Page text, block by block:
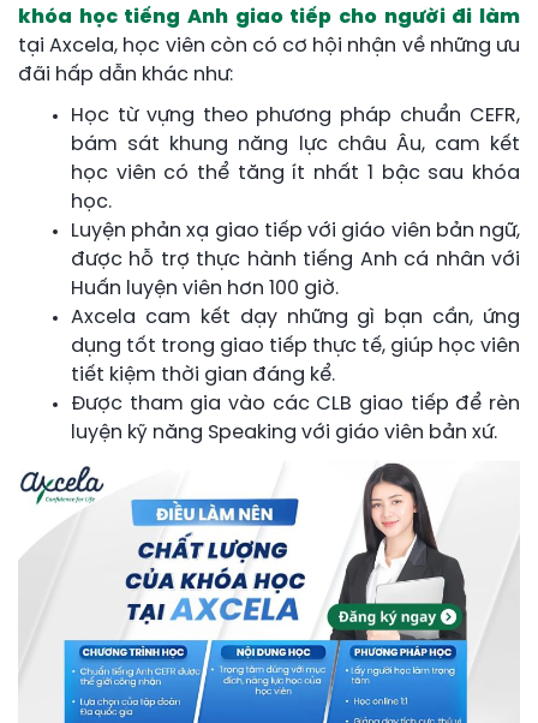
khóa học tiếng Anh giao tiếp cho người đi làm
tại Axcela, học viên còn có cơ hội nhận về những ưu
đãi hấp dẫn khác như:
Học từ vựng theo phương pháp chuẩn CEFR,
bám sát khung năng lực châu Âu, cam kết
học viên có thể tăng ít nhất 1 bậc sau khóa
học.
Luyện phản xạ giao tiếp với giáo viên bản ngữ,
được hỗ trợ thực hành tiếng Anh cá nhân với
Huấn luyện viên hơn 100 giờ.
Axcela cam kết dạy những gì bạn cần, ứng
dụng tốt trong giao tiếp thực tế, giúp học viên
tiết kiệm thời gian đáng kể.
Được tham gia vào các CLB giao tiếp để rèn
luyện kỹ năng Speaking với giáo viên bản xứ.